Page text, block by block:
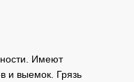
Имеют
и выемок. Грязь